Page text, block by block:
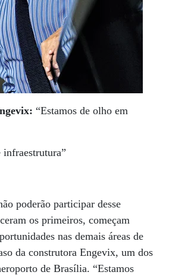
“Estamos de olho em
infraestrutura”
poderão participar desse
os primeiros, começam
nas demais áreas de
da construtora Engevix, um dos
de Brasília. “Estamos